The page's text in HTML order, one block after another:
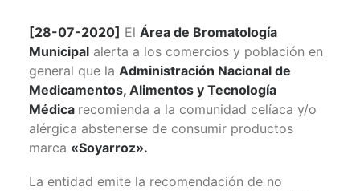
[28-07-2020] El Área de Bromatología
Municipal alerta a los comercios y población en
general que la Administración Nacional de
Medicamentos, Alimentos y Tecnología
Médica recomienda a la comunidad celíaca y/o
alérgica abstenerse de consumir productos
marca «Soyarroz».
La entidad emite la recomendación de no